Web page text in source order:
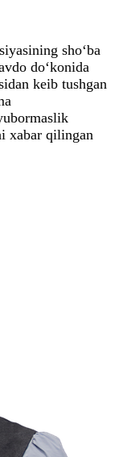
sho‘ba
do‘konida
keib tushgan
xabar qilingan